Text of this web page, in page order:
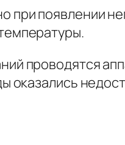
появлении
проводятся